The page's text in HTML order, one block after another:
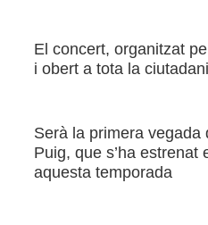
El concert, organitzat
i obert a tota la
Serà la primera
Puig, que s’ha estrenat
aquesta temporada